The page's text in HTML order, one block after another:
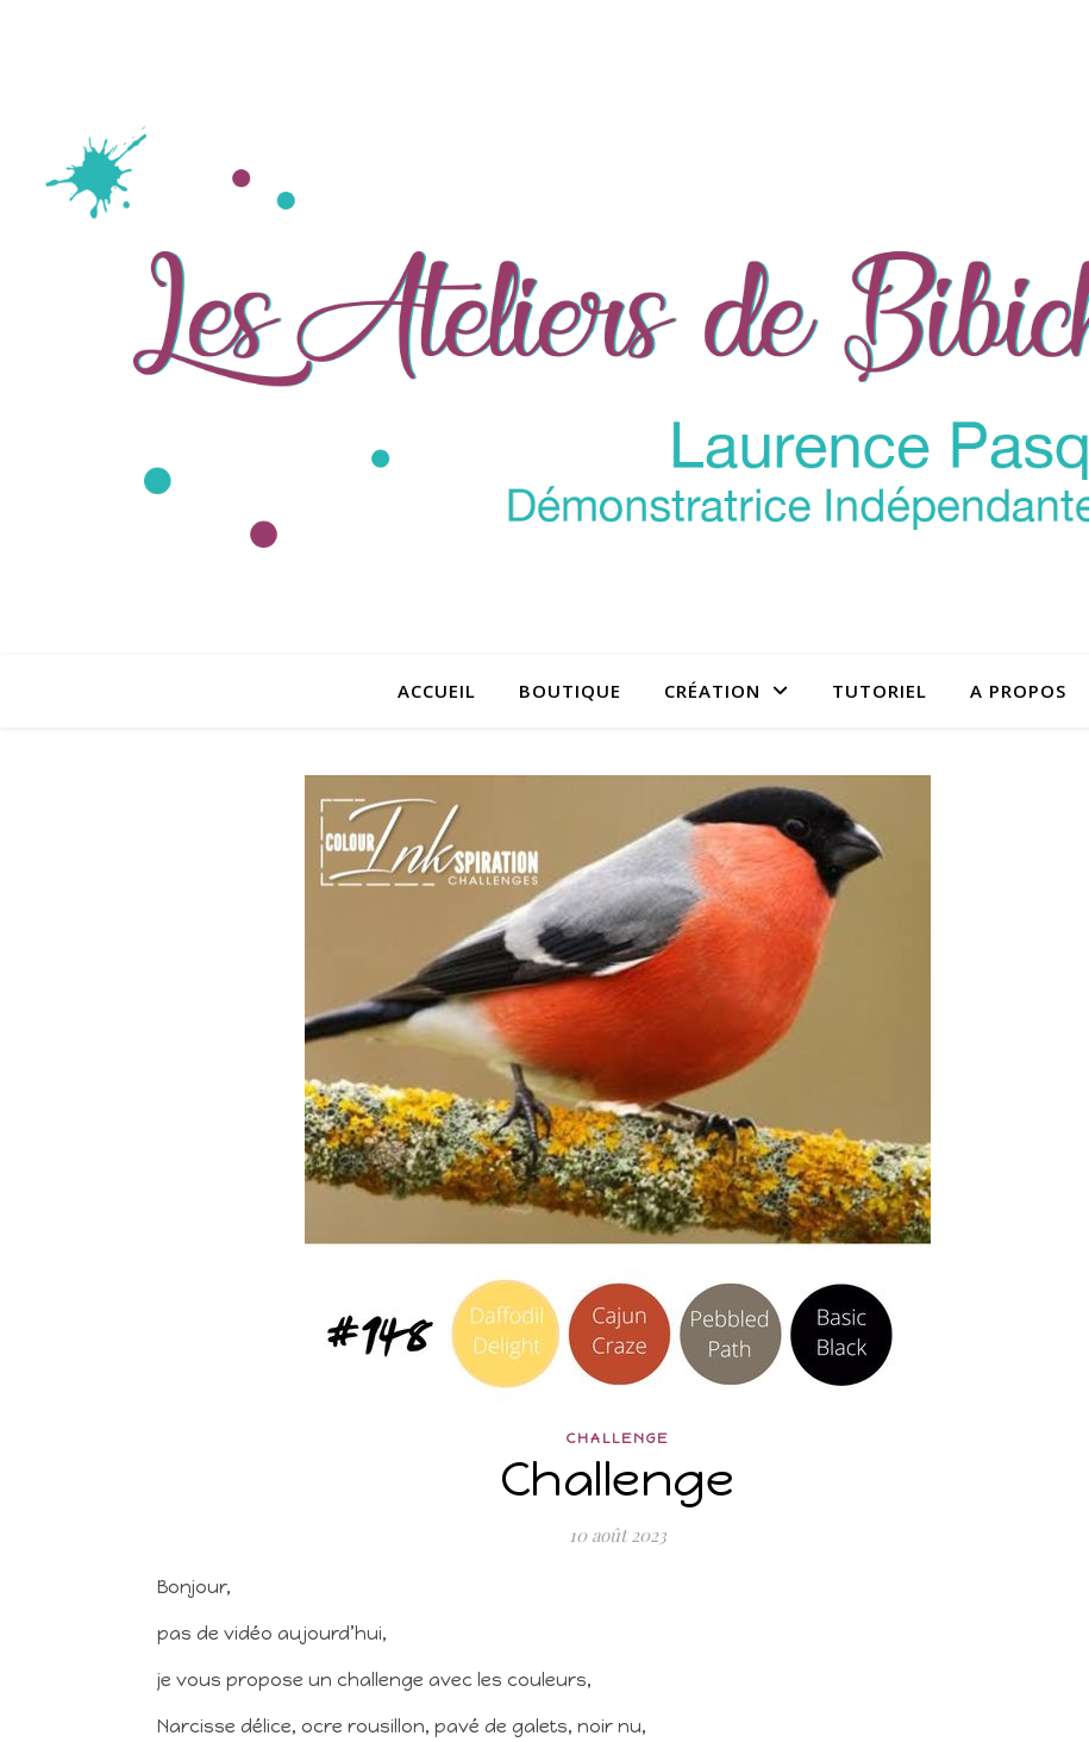
ACCUEIL BOUTIQUE CRÉATION TUTORIEL A PROPOS
CHALLENGE
Challenge
10 août 2023
Bonjour,
pas de vidéo aujourd’hui,
je vous propose un challenge avec les couleurs,
Narcisse délice, ocre rousillon, pavé de galets, noir nu,